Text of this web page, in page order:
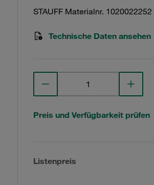
STAUFF Materialnr. 1020022252
Technische Daten ansehen
Preis und Verfügbarkeit prüfen
Listenpreis